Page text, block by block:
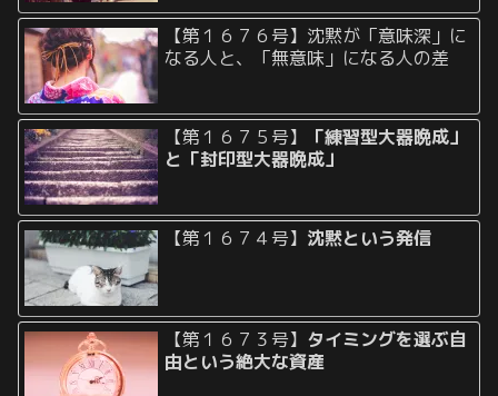
【第１６７６号】沈黙が「意味深」に
なる人と、「無意味」になる人の差
【第１６７５号】
「練習型大器晩成」
と「封印型大器晩成」
【第１６７４号】 沈黙という発信
【第１６７３号】 タイミングを選ぶ自
由という絶大な資産